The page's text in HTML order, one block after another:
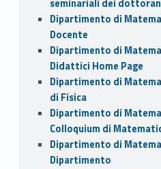
seminariali dei
Dipartimento di
Docente
Dipartimento di
Didattici Home Page
Dipartimento di
di Fisica
Dipartimento di
Colloquium di
Dipartimento di
Dipartimento